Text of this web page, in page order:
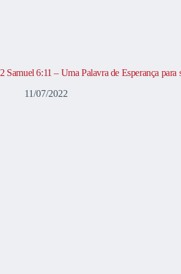
2 Samuel 6:11 – Uma Palavra de Esperança para
11/07/2022